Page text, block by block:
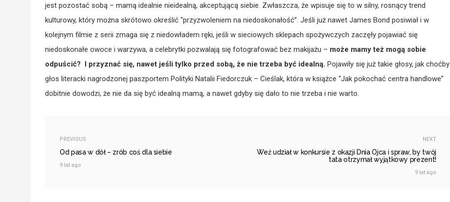
jest pozostać sobą – mamą idealnie nieidealną, akceptującą siebie. Zwłaszcza, że wpisuje się to w silny, rosnący trend
kulturowy, który można skrótowo określić “przyzwoleniem na niedoskonałość”. Jeśli już nawet James Bond posiwiał i w
kolejnym filmie z serii zmaga się z niedowładem ręki, jeśli w sieciowych sklepach spożywczych zaczęły pojawiać się
niedoskonałe owoce i warzywa, a celebrytki pozwalają się fotografować bez makijażu – może mamy też mogą sobie
odpuścić? I przyznać się, nawet jeśli tylko przed sobą, że nie trzeba być idealną. Pojawiły się już takie głosy, jak choćby
głos literacki nagrodzonej paszportem Polityki Natalii Fiedorczuk – Cieślak, która w książce “Jak pokochać centra handlowe”
dobitnie dowodzi, że nie da się być idealną mamą, a nawet gdyby się dało to nie trzeba i nie warto.
PREVIOUS
Od pasa w dół – zrób coś dla siebie
9 lat ago
NEXT
Weź udział w konkursie z okazji Dnia Ojca i spraw, by twój
tata otrzymał wyjątkowy prezent!
9 lat ago